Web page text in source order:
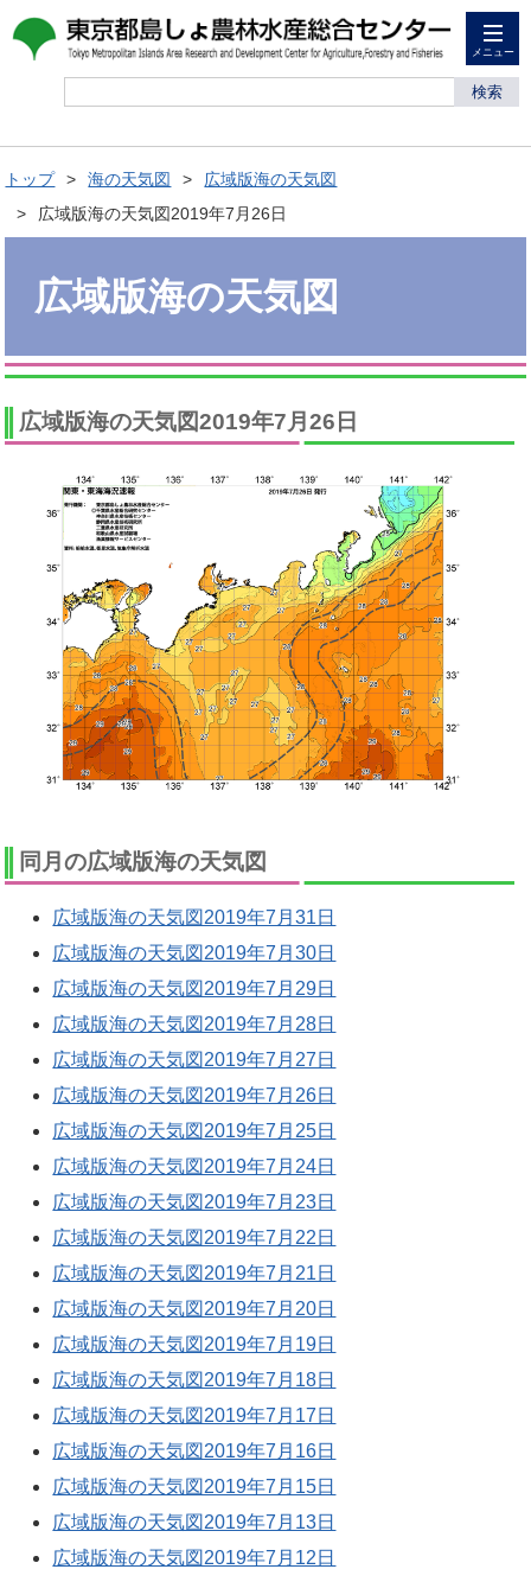
メニュー
検索
トップ 海の天気図
広域版海の天気図
広域版海の天気図2019年7月26日
広域版海の天気図
広域版海の天気図2019年7月26日
同月の広域版海の天気図
広域版海の天気図2019年7月31日
広域版海の天気図2019年7月30日
広域版海の天気図2019年7月29日
広域版海の天気図2019年7月28日
広域版海の天気図2019年7月27日
広域版海の天気図2019年7月26日
広域版海の天気図2019年7月25日
広域版海の天気図2019年7月24日
広域版海の天気図2019年7月23日
広域版海の天気図2019年7月22日
広域版海の天気図2019年7月21日
広域版海の天気図2019年7月20日
広域版海の天気図2019年7月19日
広域版海の天気図2019年7月18日
広域版海の天気図2019年7月17日
広域版海の天気図2019年7月16日
広域版海の天気図2019年7月15日
広域版海の天気図2019年7月13日
広域版海の天気図2019年7月12日